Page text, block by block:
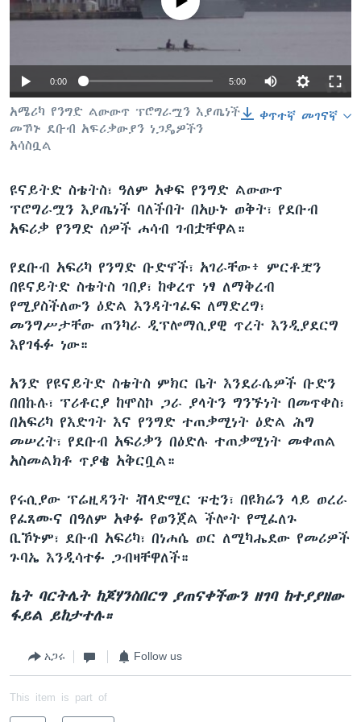
0:00 5:00
ቀጥተኛ መገናኛ
አሜሪካ የንግድ ልውውጥ ፕሮግራሟን እያጤነች
መኾኑ ደቡብ አፍሪቃውያን ነጋዴዎችን
አሳስቧል
ዩናይትድ ስቴትስ፣ ዓለም አቀፍ የንግድ ልውውጥ
ፕሮግራሟን እያጤነች ባለችበት በአሁኑ ወቅት፣ የደቡብ
አፍሪቃ የንግድ ሰዎች ሐሳብ ገብቷቸዋል።
የደቡብ አፍሪካ የንግድ ቡድኖች፣ አገራቸው፥ ምርቶቿን
በዩናይትድ ስቴትስ ገበያ፣ ከቀረጥ ነፃ ለማቅረብ
የሚያስችለውን ዕድል እንዳትገፈፍ ለማድረግ፣
መንግሥታቸው ጠንካራ ዲፕሎማሲያዊ ጥረት እንዲያደርግ
እየገፋፉ ነው።
አንድ የዩናይትድ ስቴትስ ምክር ቤት እንደራሴዎች ቡድን
በበኩሉ፣ ፕሪቶርያ ከሞስኮ ጋራ ያላትን ግንኙነት በመጥቀስ፣
በአፍሪካ የእድገት እና የንግድ ተጠቃሚነት ዕድል ሕግ
መሠረት፣ የደቡብ አፍሪቃን በዕድሉ ተጠቃሚነት መቀጠል
አስመልክቶ ጥያቄ አቅርቧል።
የሩሲያው ፕሬዚዳንት ቭላድሚር ፑቲን፣ በዩክሬን ላይ ወረራ
የፈጸሙና በዓለም አቀፉ የወንጀል ችሎት የሚፈለጉ
ቢኾኑም፣ ደቡብ አፍሪካ፣ በነሐሴ ወር ለሚካሔደው የመሪዎች
ጉባኤ እንዲሳተፉ ጋብዛቸዋለች።
ኬት ባርትሌት ከጆሃንስበርግ ያጠናቀችውን ዘገባ ከተያያዘው
ፋይል ይከታተሉ።
አጋሩ Follow us
This item is part of